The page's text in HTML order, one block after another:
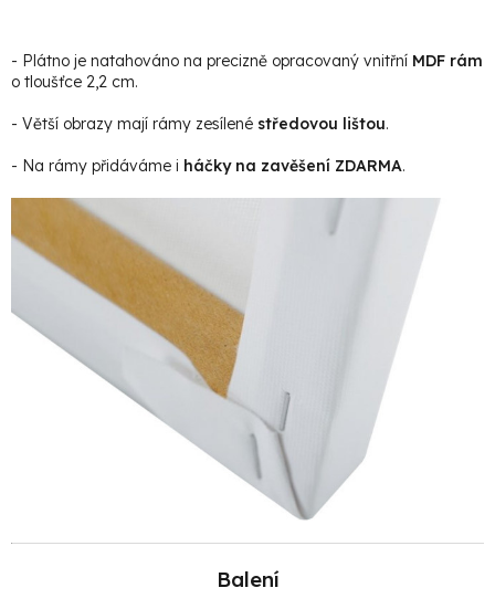
- Plátno je natahováno na precizně opracovaný vnitřní MDF rám
o tloušťce 2,2 cm.
- Větší obrazy mají rámy zesílené středovou lištou.
- Na rámy přidáváme i háčky na zavěšení ZDARMA.
Balení